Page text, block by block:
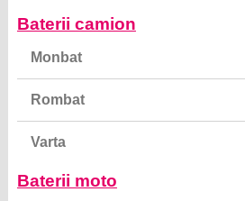
Baterii camion
Monbat
Rombat
Varta
Baterii moto